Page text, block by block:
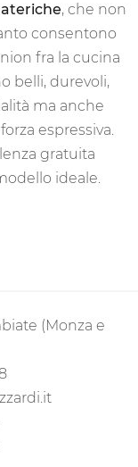
, che non
consentono
fra la cucina
belli, durevoli,
ma anche
espressiva.
gratuita
ideale.
(Monza e